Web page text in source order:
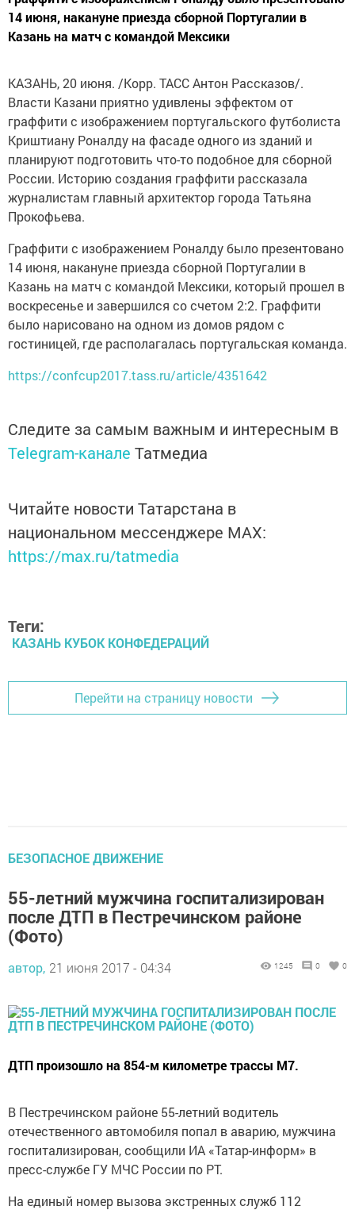
14 июня, накануне приезда сборной Португалии в
Казань на матч с командой Мексики
КАЗАНЬ, 20 июня. /Корр. ТАСС Антон Рассказов/.
Власти Казани приятно удивлены эффектом от
граффити с изображением португальского футболиста
Криштиану Роналду на фасаде одного из зданий и
планируют подготовить что-то подобное для сборной
России. Историю создания граффити рассказала
журналистам главный архитектор города Татьяна
Прокофьева.
Граффити с изображением Роналду было презентовано
14 июня, накануне приезда сборной Португалии в
Казань на матч с командой Мексики, который прошел в
воскресенье и завершился со счетом 2:2. Граффити
было нарисовано на одном из домов рядом с
гостиницей, где располагалась португальская команда.
https://confcup2017.tass.ru/article/4351642
Следите за самым важным и интересным в
Telegram-канале Татмедиа
Читайте новости Татарстана в
национальном мессенджере MАХ:
https://max.ru/tatmedia
Теги:
КАЗАНЬ КУБОК КОНФЕДЕРАЦИЙ
Перейти на страницу новости
БЕЗОПАСНОЕ ДВИЖЕНИЕ
55-летний мужчина госпитализирован
после ДТП в Пестречинском районе
(Фото)
автор, 21 июня 2017 - 04:34 1245 0 0
ДТП произошло на 854-м километре трассы М7.
В Пестречинском районе 55-летний водитель
отечественного автомобиля попал в аварию, мужчина
госпитализирован, сообщили ИА «Татар-информ» в
пресс-службе ГУ МЧС России по РТ.
На единый номер вызова экстренных служб 112